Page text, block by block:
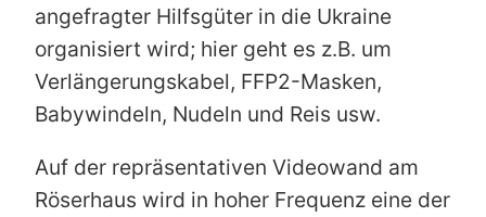
angefragter Hilfsgüter in die Ukraine
organisiert wird; hier geht es z.B. um
Verlängerungskabel, FFP2-Masken,
Babywindeln, Nudeln und Reis usw.
Auf der repräsentativen Videowand am
Röserhaus wird in hoher Frequenz eine der